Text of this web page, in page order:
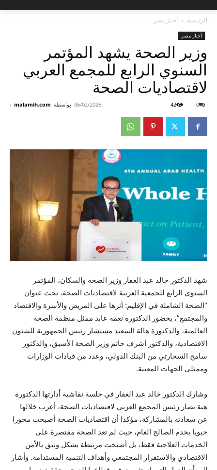
الرئيسية أخبار مصر
أخبار مصر
وزير الصحة يشهد المؤتمر
السنوي الرابع للمجمع العربي
لاقتصاديات الصحة
بواسطة malamih.com
- 06/02/2026 0
42
شهد الدكتور خالد عبد الغفار وزير الصحة والسكان، المؤتمر
السنوي الرابع للجمعية العربية لاقتصاديات الصحة، تحت عنوان
“الصحة الشاملة في الإقليم: أثرها على المريض والأسرة والاقتصاد
والمجتمع”، بحضور الدكتورة نعمة عابد ممثل منظمة الصحة
العالمية، والدكتورة هالة السعيد مستشار رئيس الجمهورية للشئون
الاقتصادية، والدكتور أشرف حاتم وزير الصحة الأسبق، والدكتور
سامح السحارتي من البنك الدولي، وعدد من قيادات الوزارات
وممثلي الجهات المعنية.
وشارك الدكتور خالد عبد الغفار في جلسة نقاشية أدارتها الدكتورة
هبة نصار رئيس المجمع العربي لاقتصاديات الصحة، أعرب خلالها
عن سعادته بالمشاركة، مؤكدا أن اقتصاديات الصحة أصبحت محورا
حيويا يخدم الصالح العام، حيث لم تعد الصحة مقتصرة على
الخدمات العلاجية فقط، بل أصبحت مرتبطة بشكل وثيق بالأمن
الاقتصادي والاستقرار المجتمعي وأهداف التنمية المستدامة. وأشار